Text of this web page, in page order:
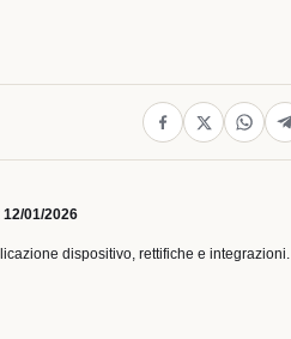
12/01/2026
dispositivo, rettifiche e integrazioni.